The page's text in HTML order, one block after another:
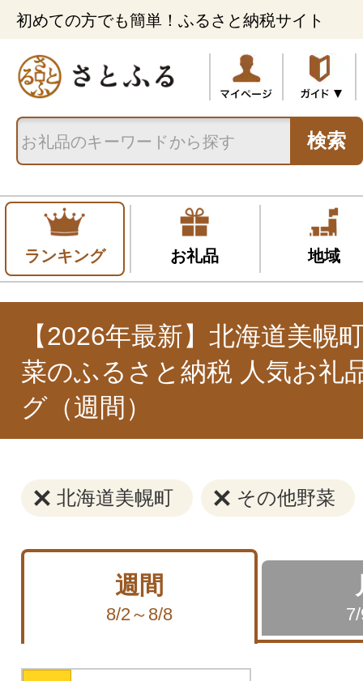
初めての方でも簡単！ふるさと納税サイト
検索
ランキング お礼品 地域
【2026年最新】北海道美幌
菜のふるさと納税 人気お礼
グ（週間）
北海道美幌町 その他野菜
週間
8/2～8/8